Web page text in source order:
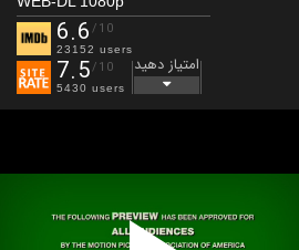
6.6 /10
23152 users
7.5/10
5430 users
امتیاز دهید